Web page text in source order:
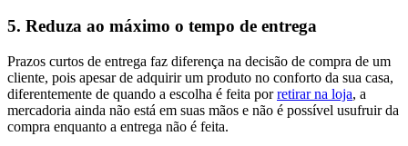
5. Reduza ao máximo o tempo de entrega
Prazos curtos de entrega faz diferença na decisão de compra de um
cliente, pois apesar de adquirir um produto no conforto da sua casa,
diferentemente de quando a escolha é feita porretirar na loja, a
mercadoria ainda não está em suas mãos e não é possível usufruir da
compra enquanto a entrega não é feita.